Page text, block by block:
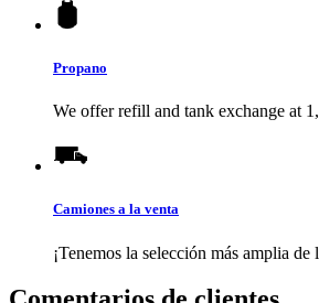
Propano
We offer refill and tank exchange at
Camiones a la venta
¡Tenemos la selección más amplia de